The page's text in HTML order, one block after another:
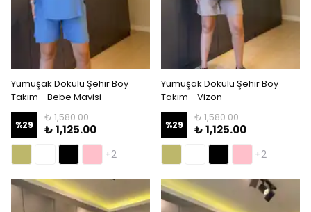
Yumuşak Dokulu Şehir Boy
Takım - Bebe Mavisi
%29
₺ 1,580.00
₺ 1,125.00
+2
Yumuşak Dokulu Şehir Boy
Takım - Vizon
%29
₺ 1,580.00
₺ 1,125.00
+2